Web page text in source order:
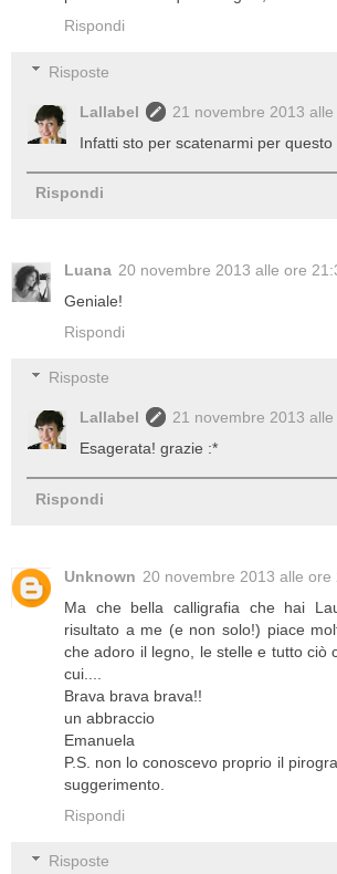
Rispondi
Risposte
Lallabel
21 novembre 2013
Infatti sto per scatenarmi per questo
Rispondi
Luana 20 novembre 2013 alle ore
Geniale!
Rispondi
Risposte
Lallabel
21 novembre 2013
Esagerata! grazie :*
Rispondi
Unknown 20 novembre 2013 alle ore
Ma che bella calligrafia che hai
risultato a me (e non solo!) piace
che adoro il legno, le stelle e tutto ciò
cui....
Brava brava brava!!
un abbraccio
Emanuela
P.S. non lo conoscevo proprio il
suggerimento.
Rispondi
Risposte